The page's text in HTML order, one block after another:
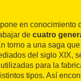
en conocimiento
de cuatro
torno a una saga
del siglo XIX,
para la
tipos. Así